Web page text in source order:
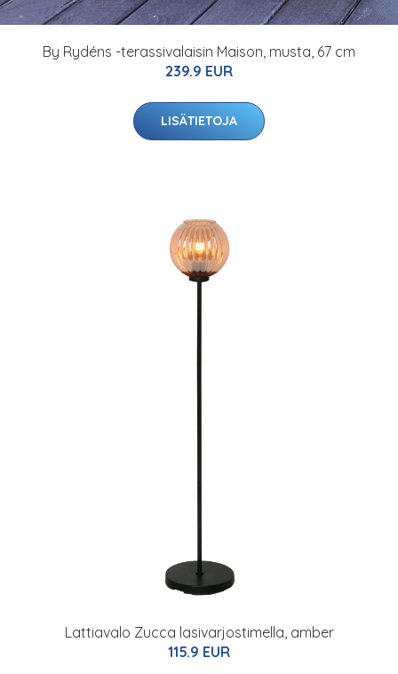
By Rydéns -terassivalaisin Maison, musta, 67 cm
239.9 EUR
LISÄTIETOJA
Lattiavalo Zucca lasivarjostimella, amber
115.9 EUR